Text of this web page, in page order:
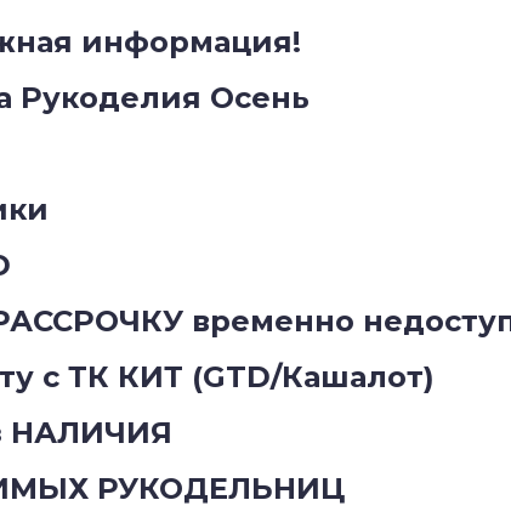
информация!
Рукоделия Осень
временно
с ТК КИТ (GTD/Кашалот)
НАЛИЧИЯ
РУКОДЕЛЬНИЦ